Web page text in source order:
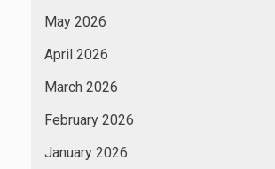
May 2026
April 2026
March 2026
February 2026
January 2026